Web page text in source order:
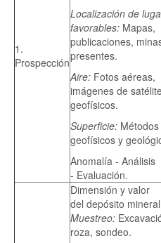
1.
Prospección
Localización de
favorables: Mapas,
publicaciones,
presentes.
Aire: Fotos aéreas,
imágenes de
geofísicos.
Superficie: Métodos
geofísicos y
Anomalía - Análisis
- Evaluación.
Dimensión y valor
del depósito mineral
Muestreo:
roza, sondeo.